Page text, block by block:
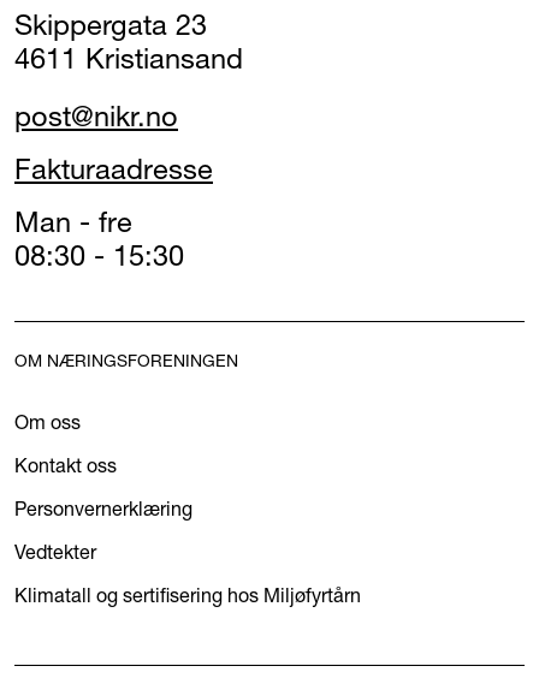
Skippergata 23
4611 Kristiansand
post@nikr.no
Fakturaadresse
Man - fre
08:30 - 15:30
OM NÆRINGSFORENINGEN
Om oss
Kontakt oss
Personvernerklæring
Vedtekter
Klimatall og sertifisering hos Miljøfyrtårn